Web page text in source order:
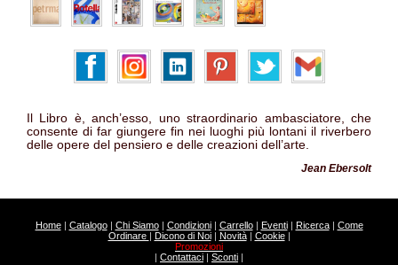
Il Libro è, anch’esso, uno straordinario ambasciatore, che
consente di far giungere fin nei luoghi più lontani il riverbero
delle opere del pensiero e delle creazioni dell’arte.
Jean Ebersolt
Home| Catalogo| Chi Siamo| Condizioni| Carrello| Eventi| Ricerca| Come
Ordinare | Dicono di Noi| Novità| Cookie|
Promozioni
| Contattaci | Sconti |